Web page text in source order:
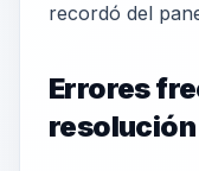
recordó del
Errores